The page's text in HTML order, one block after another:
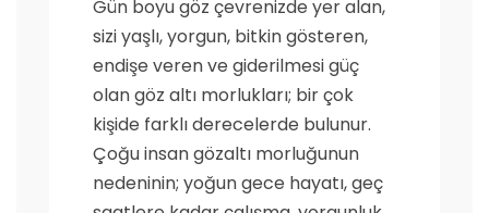
Gün boyu göz çevrenizde yer alan,
sizi yaşlı, yorgun, bitkin gösteren,
endişe veren ve giderilmesi güç
olan göz altı morlukları; bir çok
kişide farklı derecelerde bulunur.
Çoğu insan gözaltı morluğunun
nedeninin; yoğun gece hayatı, geç